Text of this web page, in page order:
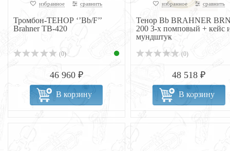
избранное сравнить
Тромбон-ТЕНОР ‘’Bb/F’’
Brahner TB-420
(0)
46 960 ₽
В корзину
избранное сравнить
Тенор Bb BRAHNER
200 3-х помповый + кейс
мундштук
(0)
48 518 ₽
В корзину